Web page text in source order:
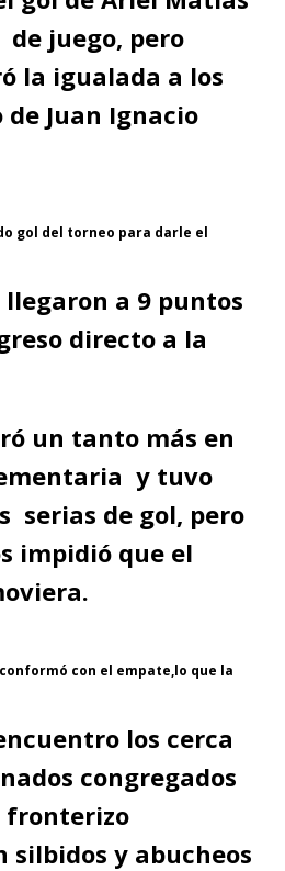
de juego, pero
la igualada a los
de Juan Ignacio
gol del torneo para darle el
llegaron a 9 puntos
directo a la
un tanto más en
y tuvo
serias de gol, pero
impidió que el
conformó con el empate,lo que la
los cerca
congregados
fronterizo
silbidos y abucheos